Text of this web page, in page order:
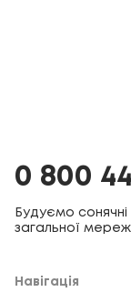
0 800
Будуємо
загальної
Навігація